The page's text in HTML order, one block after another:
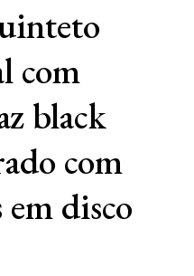
com
black
com
disco